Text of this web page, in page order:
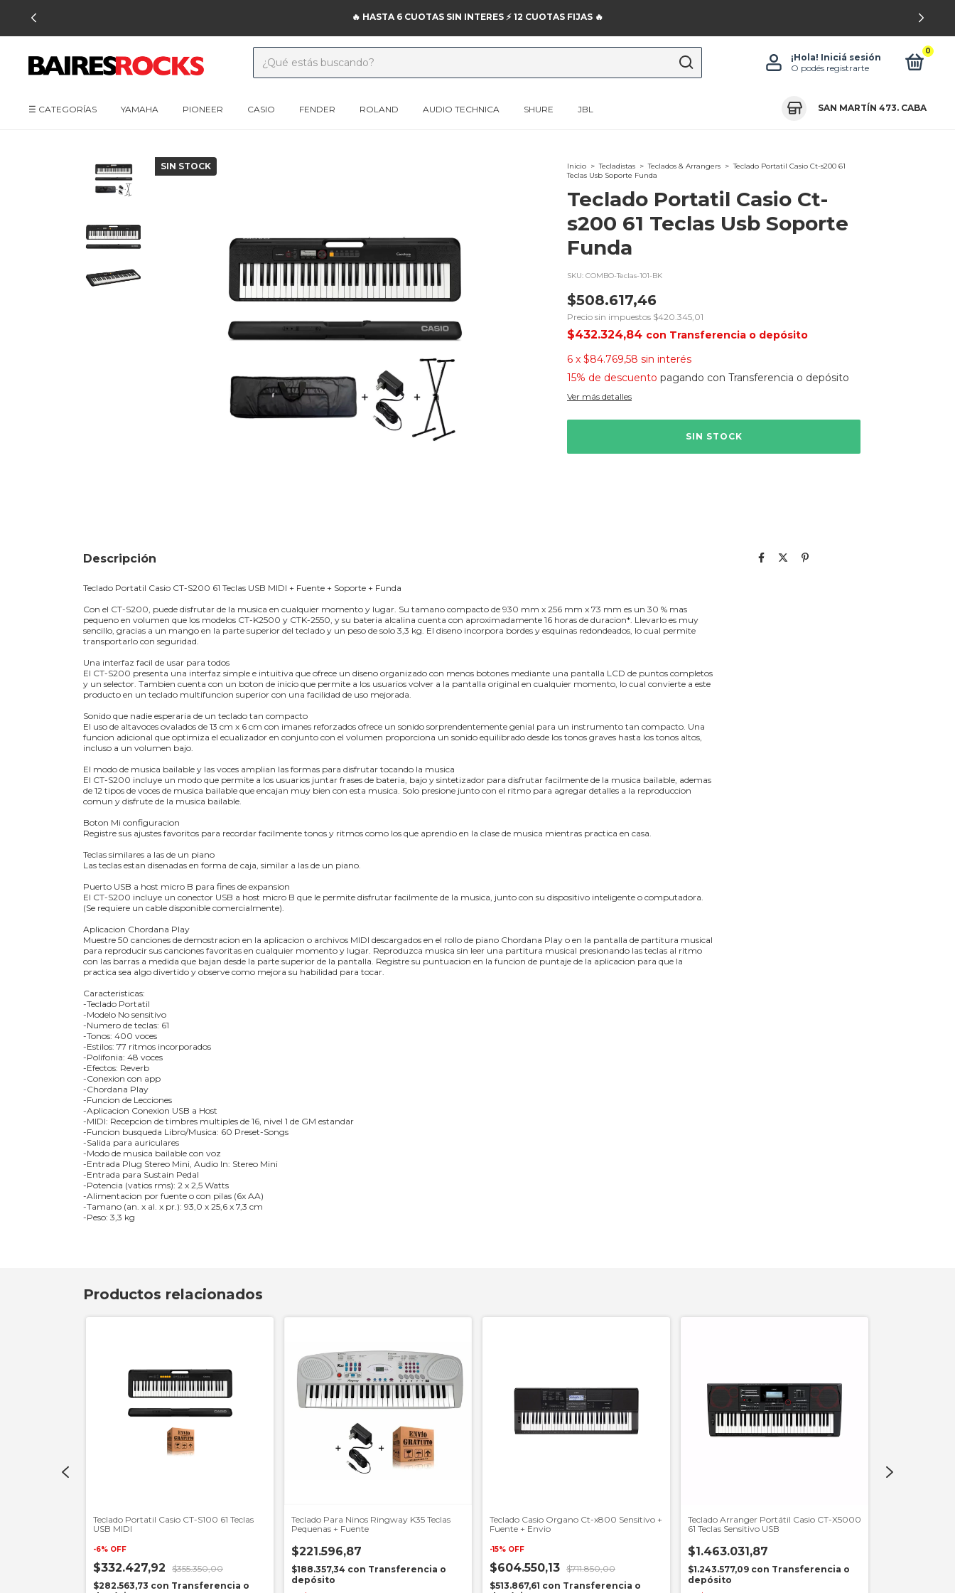
🔥 HASTA 6 CUOTAS SIN INTERES ⚡️ 12 CUOTAS FIJAS 🔥
¡Hola! Iniciá sesión
O podés registrarte
0
☰ CATEGORÍAS YAMAHA PIONEER CASIO FENDER ROLAND AUDIO TECHNICA SHURE JBL SAN MARTÍN 473. CABA
SIN STOCK Inicio > Tecladistas > Teclados & Arrangers > Teclado Portatil Casio Ct-s200 61
Teclas Usb Soporte Funda
Teclado Portatil Casio Ct-
s200 61 Teclas Usb Soporte
Funda
SKU: COMBO-Teclas-101-BK
$508.617,46
Precio sin impuestos $420.345,01
$432.324,84 con Transferencia o depósito
6 x $84.769,58 sin interés
15% de descuento pagando con Transferencia o depósito
Ver más detalles
Descripción
Teclado Portatil Casio CT-S200 61 Teclas USB MIDI + Fuente + Soporte + Funda
Con el CT-S200, puede disfrutar de la musica en cualquier momento y lugar. Su tamano compacto de 930 mm x 256 mm x 73 mm es un 30 % mas
pequeno en volumen que los modelos CT-K2500 y CTK-2550, y su bateria alcalina cuenta con aproximadamente 16 horas de duracion*. Llevarlo es muy
sencillo, gracias a un mango en la parte superior del teclado y un peso de solo 3,3 kg. El diseno incorpora bordes y esquinas redondeados, lo cual permite
transportarlo con seguridad.
Una interfaz facil de usar para todos
El CT-S200 presenta una interfaz simple e intuitiva que ofrece un diseno organizado con menos botones mediante una pantalla LCD de puntos completos
y un selector. Tambien cuenta con un boton de inicio que permite a los usuarios volver a la pantalla original en cualquier momento, lo cual convierte a este
producto en un teclado multifuncion superior con una facilidad de uso mejorada.
Sonido que nadie esperaria de un teclado tan compacto
El uso de altavoces ovalados de 13 cm x 6 cm con imanes reforzados ofrece un sonido sorprendentemente genial para un instrumento tan compacto. Una
funcion adicional que optimiza el ecualizador en conjunto con el volumen proporciona un sonido equilibrado desde los tonos graves hasta los tonos altos,
incluso a un volumen bajo.
El modo de musica bailable y las voces amplian las formas para disfrutar tocando la musica
El CT-S200 incluye un modo que permite a los usuarios juntar frases de bateria, bajo y sintetizador para disfrutar facilmente de la musica bailable, ademas
de 12 tipos de voces de musica bailable que encajan muy bien con esta musica. Solo presione junto con el ritmo para agregar detalles a la reproduccion
comun y disfrute de la musica bailable.
Boton Mi configuracion
Registre sus ajustes favoritos para recordar facilmente tonos y ritmos como los que aprendio en la clase de musica mientras practica en casa.
Teclas similares a las de un piano
Las teclas estan disenadas en forma de caja, similar a las de un piano.
Puerto USB a host micro B para fines de expansion
El CT-S200 incluye un conector USB a host micro B que le permite disfrutar facilmente de la musica, junto con su dispositivo inteligente o computadora.
(Se requiere un cable disponible comercialmente).
Aplicacion Chordana Play
Muestre 50 canciones de demostracion en la aplicacion o archivos MIDI descargados en el rollo de piano Chordana Play o en la pantalla de partitura musical
para reproducir sus canciones favoritas en cualquier momento y lugar. Reproduzca musica sin leer una partitura musical presionando las teclas al ritmo
con las barras a medida que bajan desde la parte superior de la pantalla. Registre su puntuacion en la funcion de puntaje de la aplicacion para que la
practica sea algo divertido y observe como mejora su habilidad para tocar.
Caracteristicas:
-Teclado Portatil
-Modelo No sensitivo
-Numero de teclas: 61
-Tonos: 400 voces
-Estilos: 77 ritmos incorporados
-Polifonia: 48 voces
-Efectos: Reverb
-Conexion con app
-Chordana Play
-Funcion de Lecciones
-Aplicacion Conexion USB a Host
-MIDI: Recepcion de timbres multiples de 16, nivel 1 de GM estandar
-Funcion busqueda Libro/Musica: 60 Preset-Songs
-Salida para auriculares
-Modo de musica bailable con voz
-Entrada Plug Stereo Mini, Audio In: Stereo Mini
-Entrada para Sustain Pedal
-Potencia (vatios rms): 2 x 2,5 Watts
-Alimentacion por fuente o con pilas (6x AA)
-Tamano (an. x al. x pr.): 93,0 x 25,6 x 7,3 cm
-Peso: 3,3 kg
Productos relacionados
Teclado Portatil Casio CT-S100 61 Teclas
USB MIDI
-6% OFF
$332.427,92
$355.350,00
$282.563,73 con Transferencia o
Teclado Para Ninos Ringway K35 Teclas
Pequenas + Fuente
$221.596,87
$188.357,34 con Transferencia o
depósito
Teclado Casio Organo Ct-x800 Sensitivo +
Fuente + Envio
-15% OFF
$604.550,13 $711.850,00
$513.867,61 con Transferencia o
Teclado Arranger Portátil Casio CT-X5000
61 Teclas Sensitivo USB
$1.463.031,87
$1.243.577,09 con Transferencia o
depósito